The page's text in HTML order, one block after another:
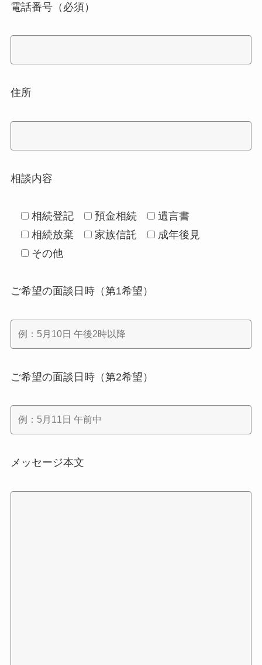
電話番号（必須）
住所
相談内容
相続登記 預金相続
遺言書
相続放棄
家族信託
成年後見
その他
ご希望の面談日時（第1希望）
ご希望の面談日時（第2希望）
メッセージ本文